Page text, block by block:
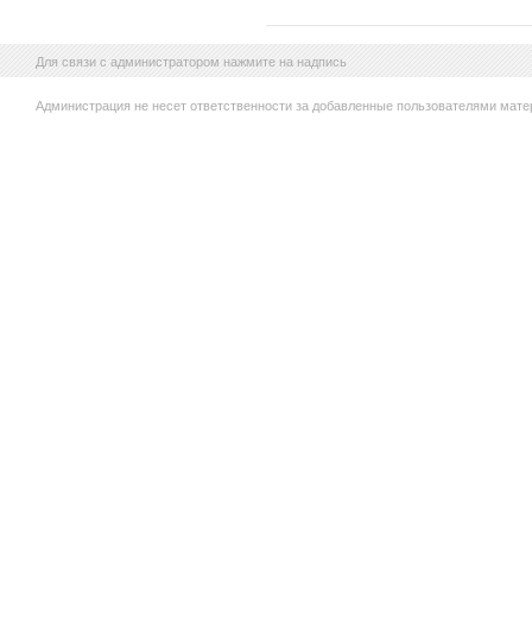
Для связи с администратором нажмите на надпись
Администрация не несет ответственности за добавленные пользователями